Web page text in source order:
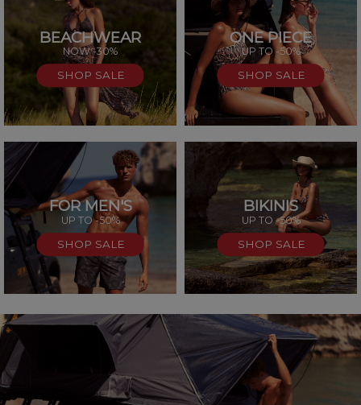
BEACHWEAR
NOW -30%
SHOP SALE
ONE PIECE
UP TO -50%
SHOP SALE
FOR MEN'S
UP TO -50%
SHOP SALE
BIKINIS
UP TO -50%
SHOP SALE